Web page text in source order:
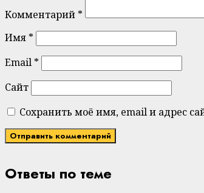
Комментарий *
Имя *
Email *
Сайт
Сохранить моё имя, email и адрес
Ответы по теме